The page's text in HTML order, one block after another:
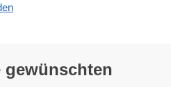
gewünschten